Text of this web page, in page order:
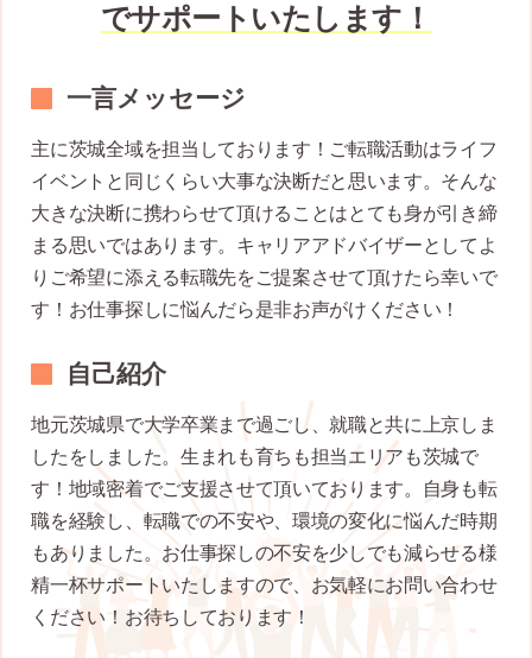
でサポートいたします！
一言メッセージ
主に茨城全域を担当しております！ご転職活動はライフ
イベントと同じくらい大事な決断だと思います。そんな
大きな決断に携わらせて頂けることはとても身が引き締
まる思いではあります。キャリアアドバイザーとしてよ
りご希望に添える転職先をご提案させて頂けたら幸いで
す！お仕事探しに悩んだら是非お声がけください！
自己紹介
地元茨城県で大学卒業まで過ごし、就職と共に上京しま
したをしました。生まれも育ちも担当エリアも茨城で
す！地域密着でご支援させて頂いております。自身も転
職を経験し、転職での不安や、環境の変化に悩んだ時期
もありました。お仕事探しの不安を少しでも減らせる様
精一杯サポートいたしますので、お気軽にお問い合わせ
ください！お待ちしております！